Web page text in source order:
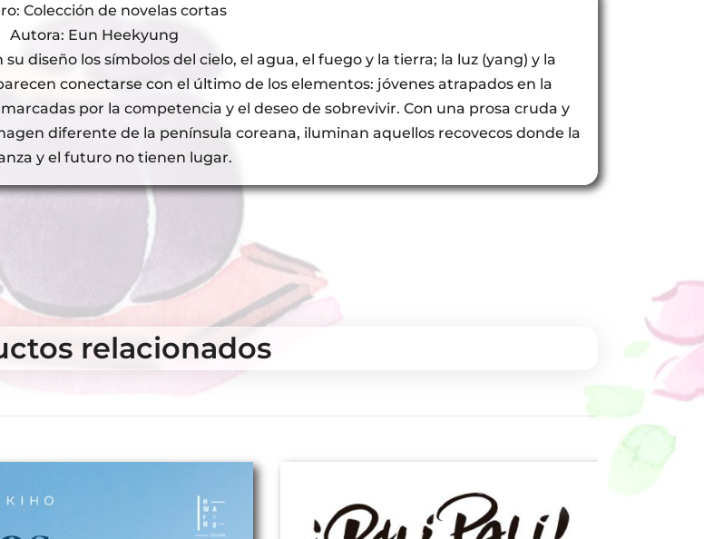
Colección de novelas cortas
Autora: Eun Heekyung
diseño los símbolos del cielo, el agua, el fuego y la tierra; la luz (yang) y la
conectarse con el último de los elementos: jóvenes atrapados en la
por la competencia y el deseo de sobrevivir. Con una prosa cruda y
diferente de la península coreana, iluminan aquellos recovecos donde la
y el futuro no tienen lugar.
relacionados